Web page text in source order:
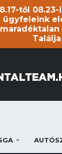
től
ügyfeleink